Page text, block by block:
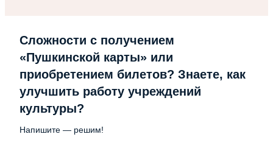
Сложности с получением
«Пушкинской карты» или
приобретением билетов? Знаете, как
улучшить работу учреждений
культуры?
Напишите — решим!